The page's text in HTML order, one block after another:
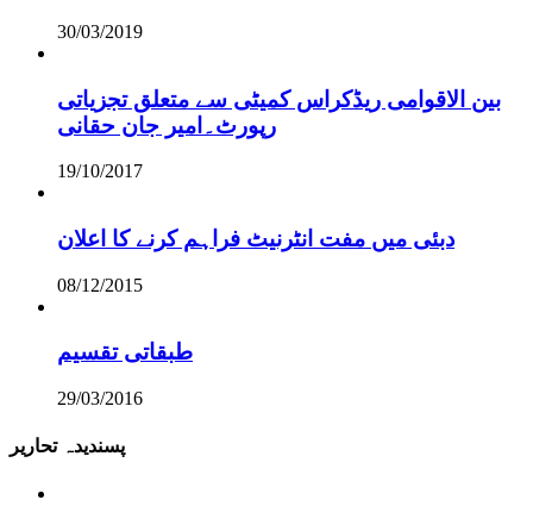
30/03/2019
بین الاقوامی ریڈکراس کمیٹی سے متعلق تجزیاتی
رپورٹ۔امیر جان حقانی
19/10/2017
دبئی میں مفت انٹرنیٹ فراہم کرنے کا اعلان
08/12/2015
طبقاتی تقسیم
29/03/2016
پسندیدہ تحاریر